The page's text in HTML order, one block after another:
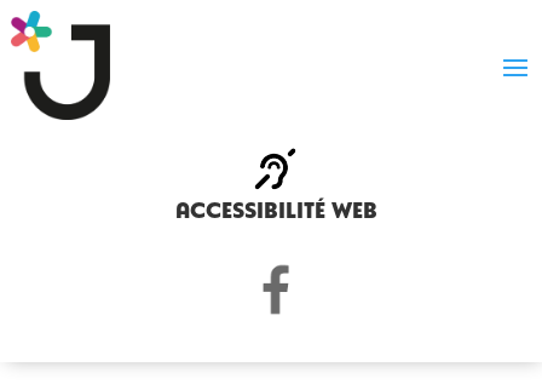
accessibilité web